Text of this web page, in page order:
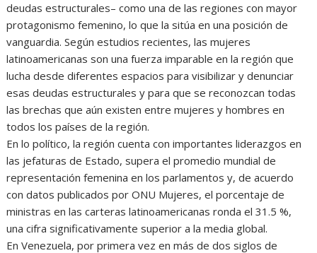
deudas estructurales– como una de las regiones con mayor
protagonismo femenino, lo que la sitúa en una posición de
vanguardia. Según estudios recientes, las mujeres
latinoamericanas son una fuerza imparable en la región que
lucha desde diferentes espacios para visibilizar y denunciar
esas deudas estructurales y para que se reconozcan todas
las brechas que aún existen entre mujeres y hombres en
todos los países de la región.
En lo político, la región cuenta con importantes liderazgos en
las jefaturas de Estado, supera el promedio mundial de
representación femenina en los parlamentos y, de acuerdo
con datos publicados por ONU Mujeres, el porcentaje de
ministras en las carteras latinoamericanas ronda el 31.5 %,
una cifra significativamente superior a la media global.
En Venezuela, por primera vez en más de dos siglos de